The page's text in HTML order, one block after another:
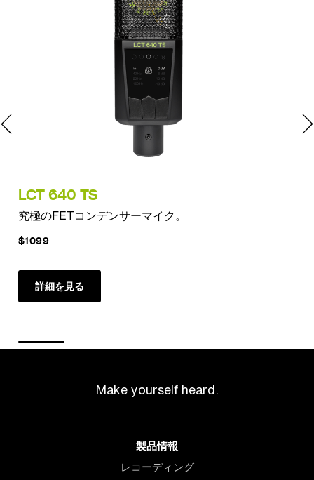
LCT 640 TS
究極のFETコンデンサーマイク。
$1099
詳細を見る
Make yourself heard.
製品情報
レコーディング